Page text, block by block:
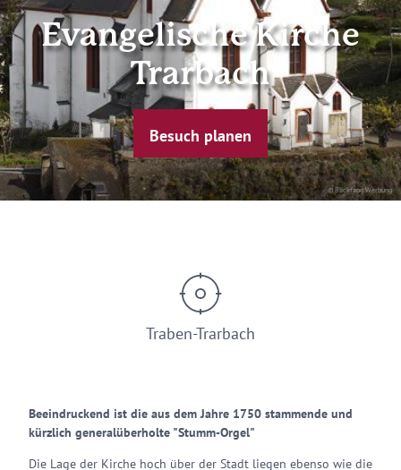
© Blickfang Werbung
Evangelische Kirche
Trarbach
Besuch planen
Traben-Trarbach
Beeindruckend ist die aus dem Jahre 1750 stammende und
kürzlich generalüberholte "Stumm-Orgel"
Die Lage der Kirche hoch über der Stadt liegen ebenso wie die